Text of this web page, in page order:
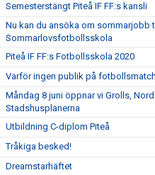
Semesterstängt Piteå IF FF:s kansli
Nu kan du ansöka om sommarjobb
Sommarlovsfotbollsskola
Piteå IF FF:s Fotbollsskola 2020
Varför ingen publik på
Måndag 8 juni öppnar vi Grolls,
Stadshusplanerna
Utbildning C-diplom Piteå
Tråkiga besked!
Dreamstarhäftet